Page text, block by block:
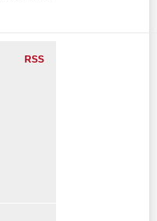
RSS